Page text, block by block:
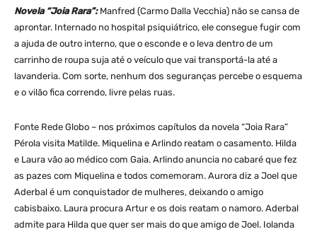
Novela “Joia Rara”:Manfred (Carmo Dalla Vecchia) não se cansa de
aprontar. Internado no hospital psiquiátrico, ele consegue fugir com
a ajuda de outro interno, que o esconde e o leva dentro de um
carrinho de roupa suja até o veículo que vai transportá-la até a
lavanderia. Com sorte, nenhum dos seguranças percebe o esquema
e o vilão fica correndo, livre pelas ruas.
Fonte Rede Globo – nos próximos capítulos da novela “Joia Rara”
Pérola visita Matilde. Miquelina e Arlindo reatam o casamento. Hilda
e Laura vão ao médico com Gaia. Arlindo anuncia no cabaré que fez
as pazes com Miquelina e todos comemoram. Aurora diz a Joel que
Aderbal é um conquistador de mulheres, deixando o amigo
cabisbaixo. Laura procura Artur e os dois reatam o namoro. Aderbal
admite para Hilda que quer ser mais do que amigo de Joel. Iolanda